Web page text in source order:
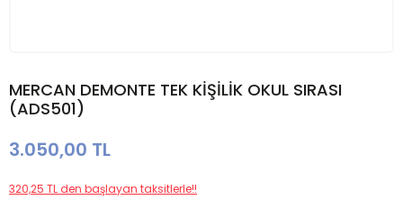
MERCAN DEMONTE TEK KİŞİLİK OKUL SIRASI
(ADS501)
3.050,00 TL
320,25 TL den başlayan taksitlerle!!